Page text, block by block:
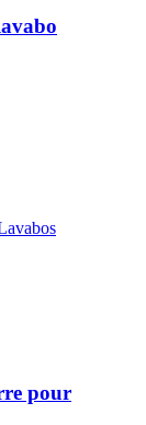
pour